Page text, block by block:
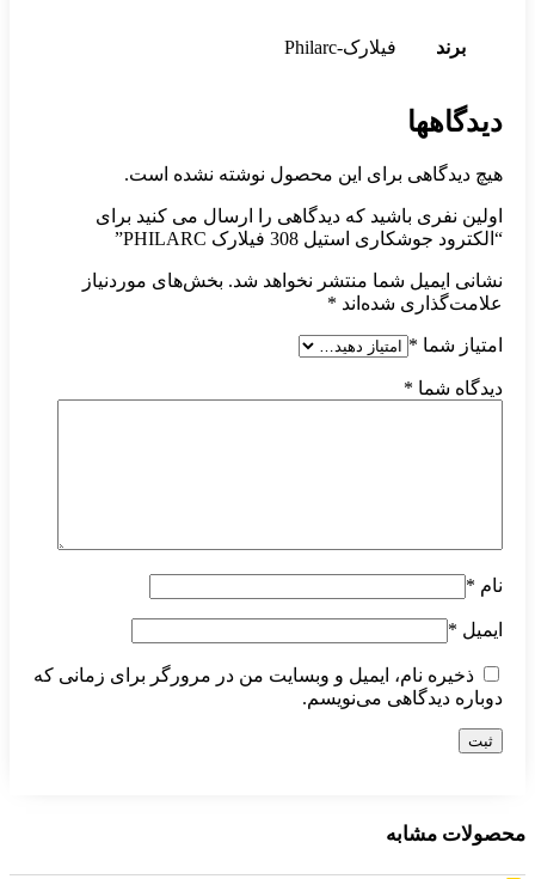
برند فیلارک-Philarc
دیدگاهها
هیچ دیدگاهی برای این محصول نوشته نشده است.
اولین نفری باشید که دیدگاهی را ارسال می کنید برای
“الکترود جوشکاری استیل 308 فیلارک PHILARC”
نشانی ایمیل شما منتشر نخواهد شد. بخش‌های موردنیاز
علامت‌گذاری شده‌اند *
امتیاز شما *
دیدگاه شما *
نام *
ایمیل *
ذخیره نام، ایمیل و وبسایت من در مرورگر برای زمانی که
دوباره دیدگاهی می‌نویسم.
محصولات مشابه